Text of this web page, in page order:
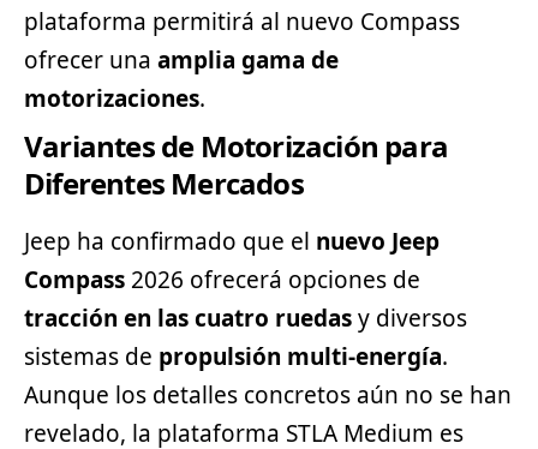
plataforma permitirá al nuevo Compass
ofrecer una amplia gama de
motorizaciones.
Variantes de Motorización para
Diferentes Mercados
Jeep ha confirmado que el nuevo Jeep
Compass2026 ofrecerá opciones de
tracción en las cuatro ruedasy diversos
sistemas de propulsión multi-energía.
Aunque los detalles concretos aún no se han
revelado, la plataforma STLA Medium es